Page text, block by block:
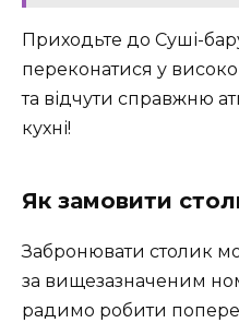
Приходьте до Суші-
переконатися у
та відчути справжню
кухні!
Як замовити
Забронювати столик
за вищезазначеним
радимо робити